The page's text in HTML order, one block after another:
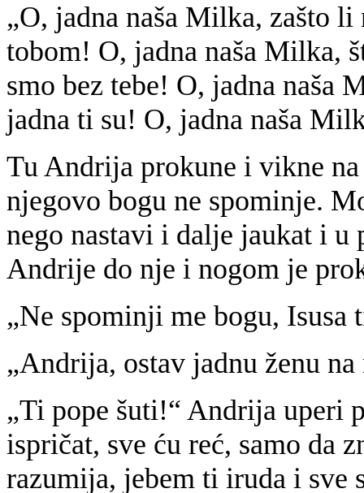
„O, jadna naša Milka, zašto li
tobom! O, jadna naša Milka,
smo bez tebe! O, jadna naša
jadna ti su! O, jadna naša
Tu Andrija prokune i vikne
njegovo bogu ne spominje.
nego nastavi i dalje jaukat i u
Andrije do nje i nogom je
„Ne spominji me bogu, Isusa
„Andrija, ostav jadnu ženu
„Ti pope šuti!“ Andrija uperi
ispričat, sve ću reć, samo da
razumija, jebem ti iruda i sve